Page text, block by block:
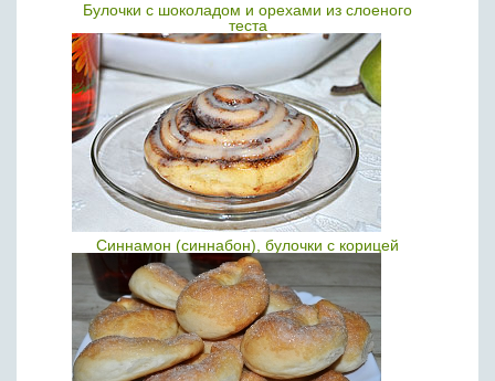
Булочки с шоколадом и орехами из слоеного
теста
Синнамон (синнабон), булочки с корицей